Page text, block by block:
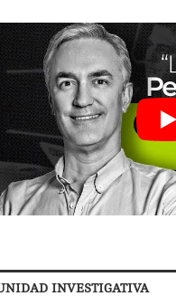
INVESTIGATIVA